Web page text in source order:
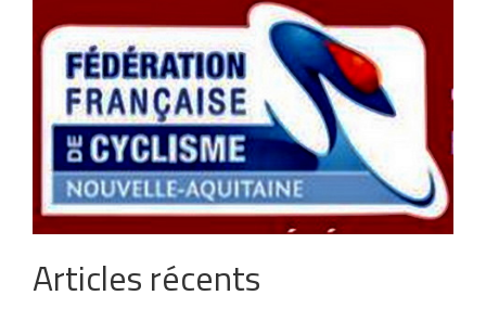
Articles récents